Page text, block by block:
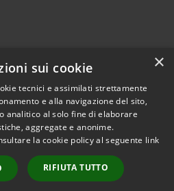
Copyright © 2026 • Comune di
Clusone • Powered by
Municipium•
Accesso
redazione
×
sui cookie
tecnici e assimilati strettamente
e alla navigazione del sito,
analitico al solo fine di elaborare
aggregate e anonime.
la cookie policy al seguente link
RIFIUTA TUTTO